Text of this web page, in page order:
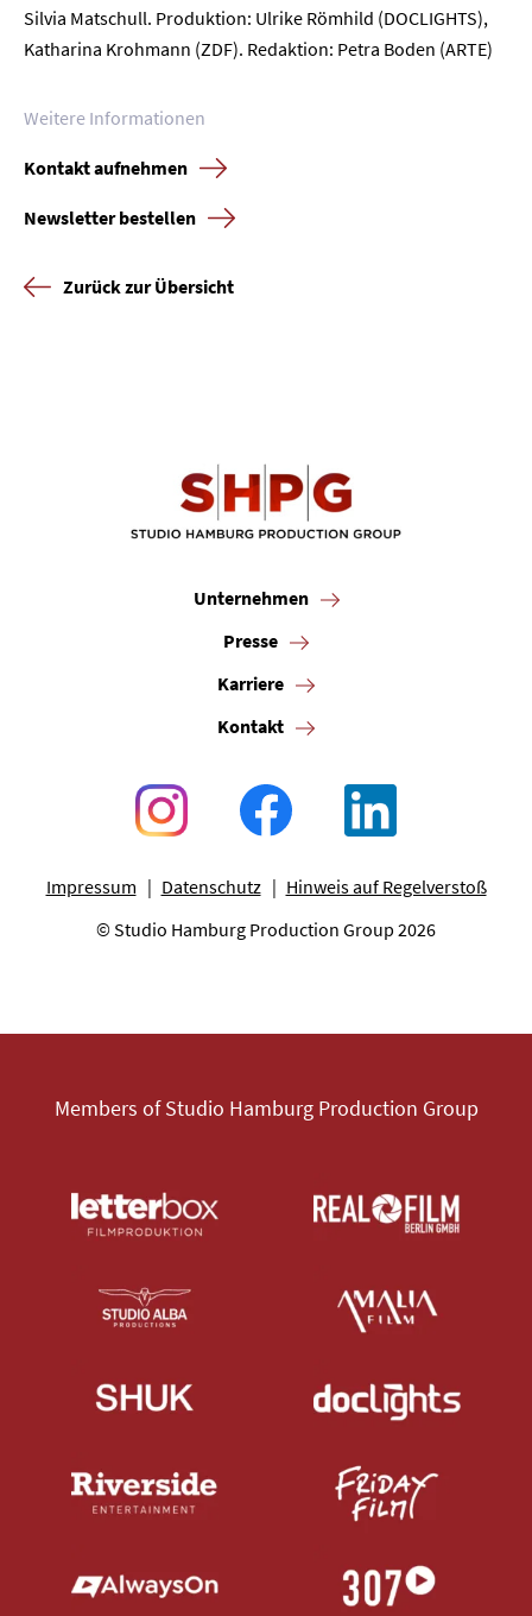
Silvia Matschull. Produktion: Ulrike Römhild (DOCLIGHTS),
Katharina Krohmann (ZDF). Redaktion: Petra Boden (ARTE)
Weitere Informationen
Kontakt aufnehmen
Newsletter bestellen
Zurück zur Übersicht
Unternehmen
Presse
Karriere
Kontakt
Impressum Datenschutz
Hinweis auf Regelverstoß
© Studio Hamburg Production Group 2026
Members of Studio Hamburg Production Group